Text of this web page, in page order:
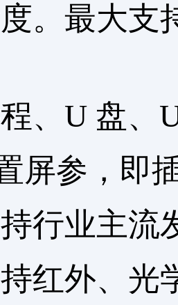
。最大支
、U 盘、
屏参，即
行业主流
红外、光